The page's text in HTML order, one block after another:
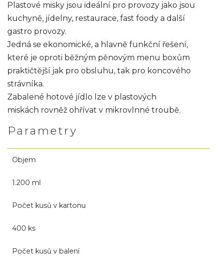
Plastové misky jsou ideální pro provozy jako jsou
kuchyně, jídelny, restaurace, fast foody a další
gastro provozy.
Jedná se ekonomické, a hlavně funkční řešení,
které je oproti běžným pěnovým menu boxům
praktičtější jak pro obsluhu, tak pro koncového
strávníka.
Zabalené hotové jídlo lze v plastových
miskách rovněž ohřívat v mikrovlnné troubě.
Parametry
Objem
1.200 ml
Počet kusů v kartonu
400 ks
Počet kusů v balení